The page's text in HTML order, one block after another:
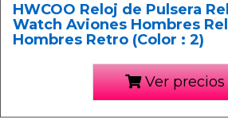
HWCOO Reloj de Pulsera
Watch Aviones Hombres
Hombres Retro (Color : 2)
Ver